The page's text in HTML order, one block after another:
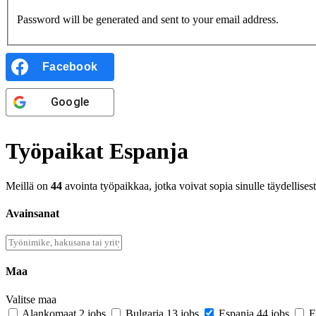
Password will be generated and sent to your email address.
Facebook
Google
Työpaikat Espanja
Meillä on 44 avointa työpaikkaa, jotka voivat sopia sinulle
Avainsanat
Maa
Valitse maa
Alankomaat 2 jobs Bulgaria 13 jobs Espanja 44 jobs